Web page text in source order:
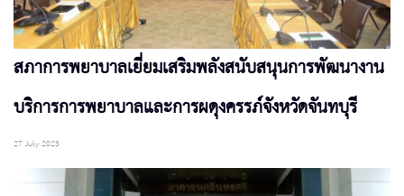
สภาการพยาบาลเยี่ยมเสริมพลังสนับสนุนการพัฒนางาน
บริการการพยาบาลและการผดุงครรภ์จังหวัดจันทบุรี
27 July 2023